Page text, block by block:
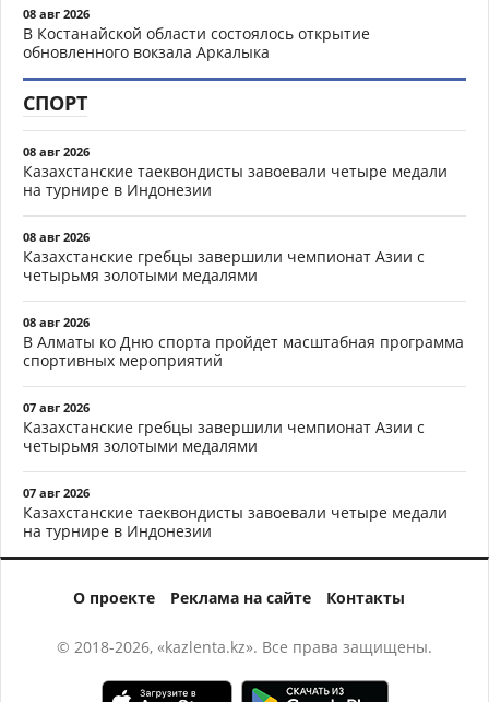
08 авг 2026
В Костанайской области состоялось открытие
обновленного вокзала Аркалыка
СПОРТ
08 авг 2026
Казахстанские таеквондисты завоевали четыре медали
на турнире в Индонезии
08 авг 2026
Казахстанские гребцы завершили чемпионат Азии с
четырьмя золотыми медалями
08 авг 2026
В Алматы ко Дню спорта пройдет масштабная программа
спортивных мероприятий
07 авг 2026
Казахстанские гребцы завершили чемпионат Азии с
четырьмя золотыми медалями
07 авг 2026
Казахстанские таеквондисты завоевали четыре медали
на турнире в Индонезии
О проекте Реклама на сайте Контакты
© 2018-2026, «kazlenta.kz». Все права защищены.